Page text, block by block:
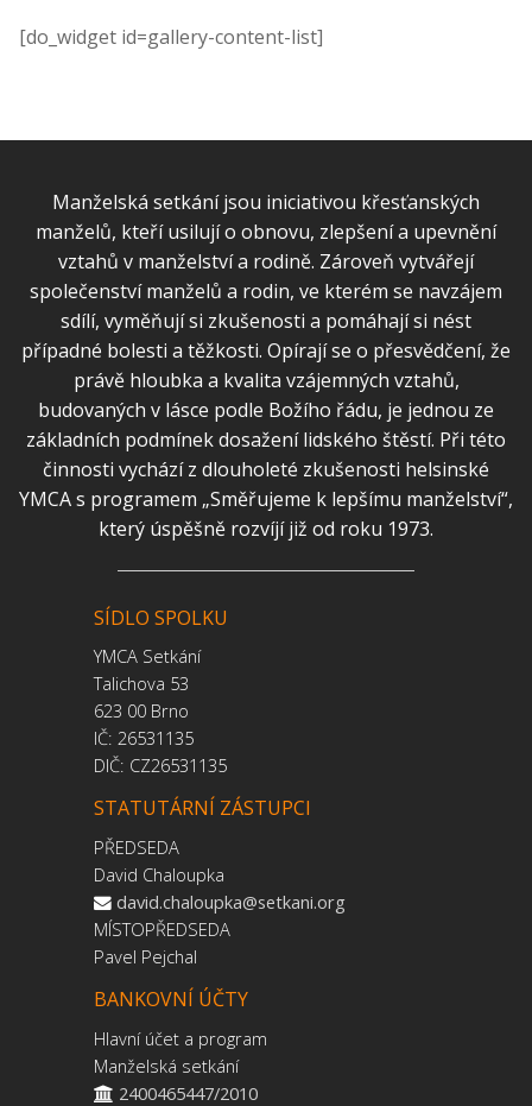
[do_widget id=gallery-content-list]
Manželská setkání jsou iniciativou křesťanských
manželů, kteří usilují o obnovu, zlepšení a upevnění
vztahů v manželství a rodině. Zároveň vytvářejí
společenství manželů a rodin, ve kterém se navzájem
sdílí, vyměňují si zkušenosti a pomáhají si nést
případné bolesti a těžkosti. Opírají se o přesvědčení, že
právě hloubka a kvalita vzájemných vztahů,
budovaných v lásce podle Božího řádu, je jednou ze
základních podmínek dosažení lidského štěstí. Při této
činnosti vychází z dlouholeté zkušenosti helsinské
YMCA s programem „Směřujeme k lepšímu manželství“,
který úspěšně rozvíjí již od roku 1973.
SÍDLO SPOLKU
YMCA Setkání
Talichova 53
623 00 Brno
IČ: 26531135
DIČ: CZ26531135
STATUTÁRNÍ ZÁSTUPCI
PŘEDSEDA
David Chaloupka
david.chaloupka@setkani.org
MÍSTOPŘEDSEDA
Pavel Pejchal
BANKOVNÍ ÚČTY
Hlavní účet a program
Manželská setkání
2400465447/2010